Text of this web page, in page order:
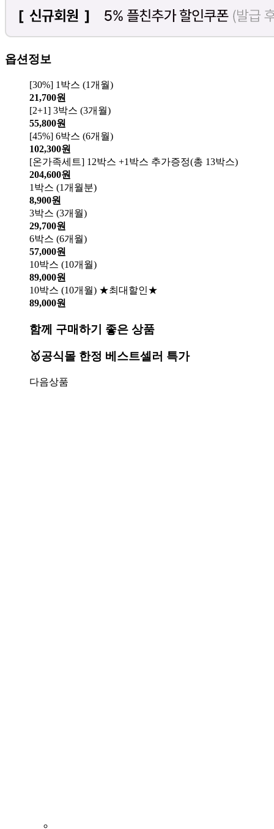
옵션정보
[30%] 1박스 (1개월)
21,700원
[2+1] 3박스 (3개월)
55,800원
[45%] 6박스 (6개월)
102,300원
[온가족세트] 12박스 +1박스 추가증정(총 13박스)
204,600원
1박스 (1개월분)
8,900원
3박스 (3개월)
29,700원
6박스 (6개월)
57,000원
10박스 (10개월)
89,000원
10박스 (10개월) ★최대할인★
89,000원
함께 구매하기 좋은 상품
🥇공식몰 한정 베스트셀러 특가
다음상품